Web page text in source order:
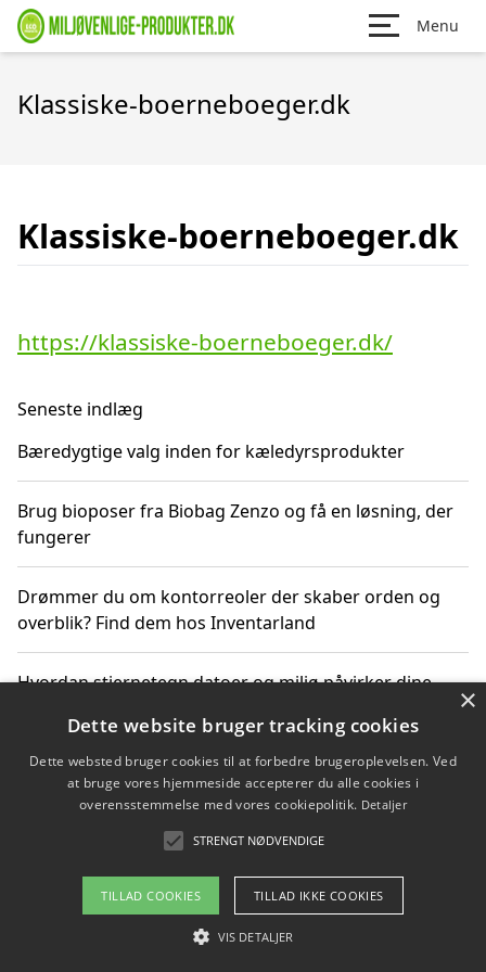
Menu
Klassiske-boerneboeger.dk
Klassiske-boerneboeger.dk
https://klassiske-boerneboeger.dk/
Seneste indlæg
Bæredygtige valg inden for kæledyrsprodukter
Brug bioposer fra Biobag Zenzo og få en løsning, der
fungerer
Drømmer du om kontorreoler der skaber orden og
overblik? Find dem hos Inventarland
Hvordan stjernetegn datoer og miljø påvirker dine
Bæredygtige gadgets til en grønnere hverdag
Om / kontakt
Blog Betingelser
×
Dette website bruger tracking cookies
Dette websted bruger cookies til at forbedre brugeroplevelsen. Ved
at bruge vores hjemmeside accepterer du alle cookies i
overensstemmelse med vores cookiepolitik. Detaljer
STRENGT NØDVENDIGE
TILLAD COOKIES TILLAD IKKE COOKIES
VIS DETALJER